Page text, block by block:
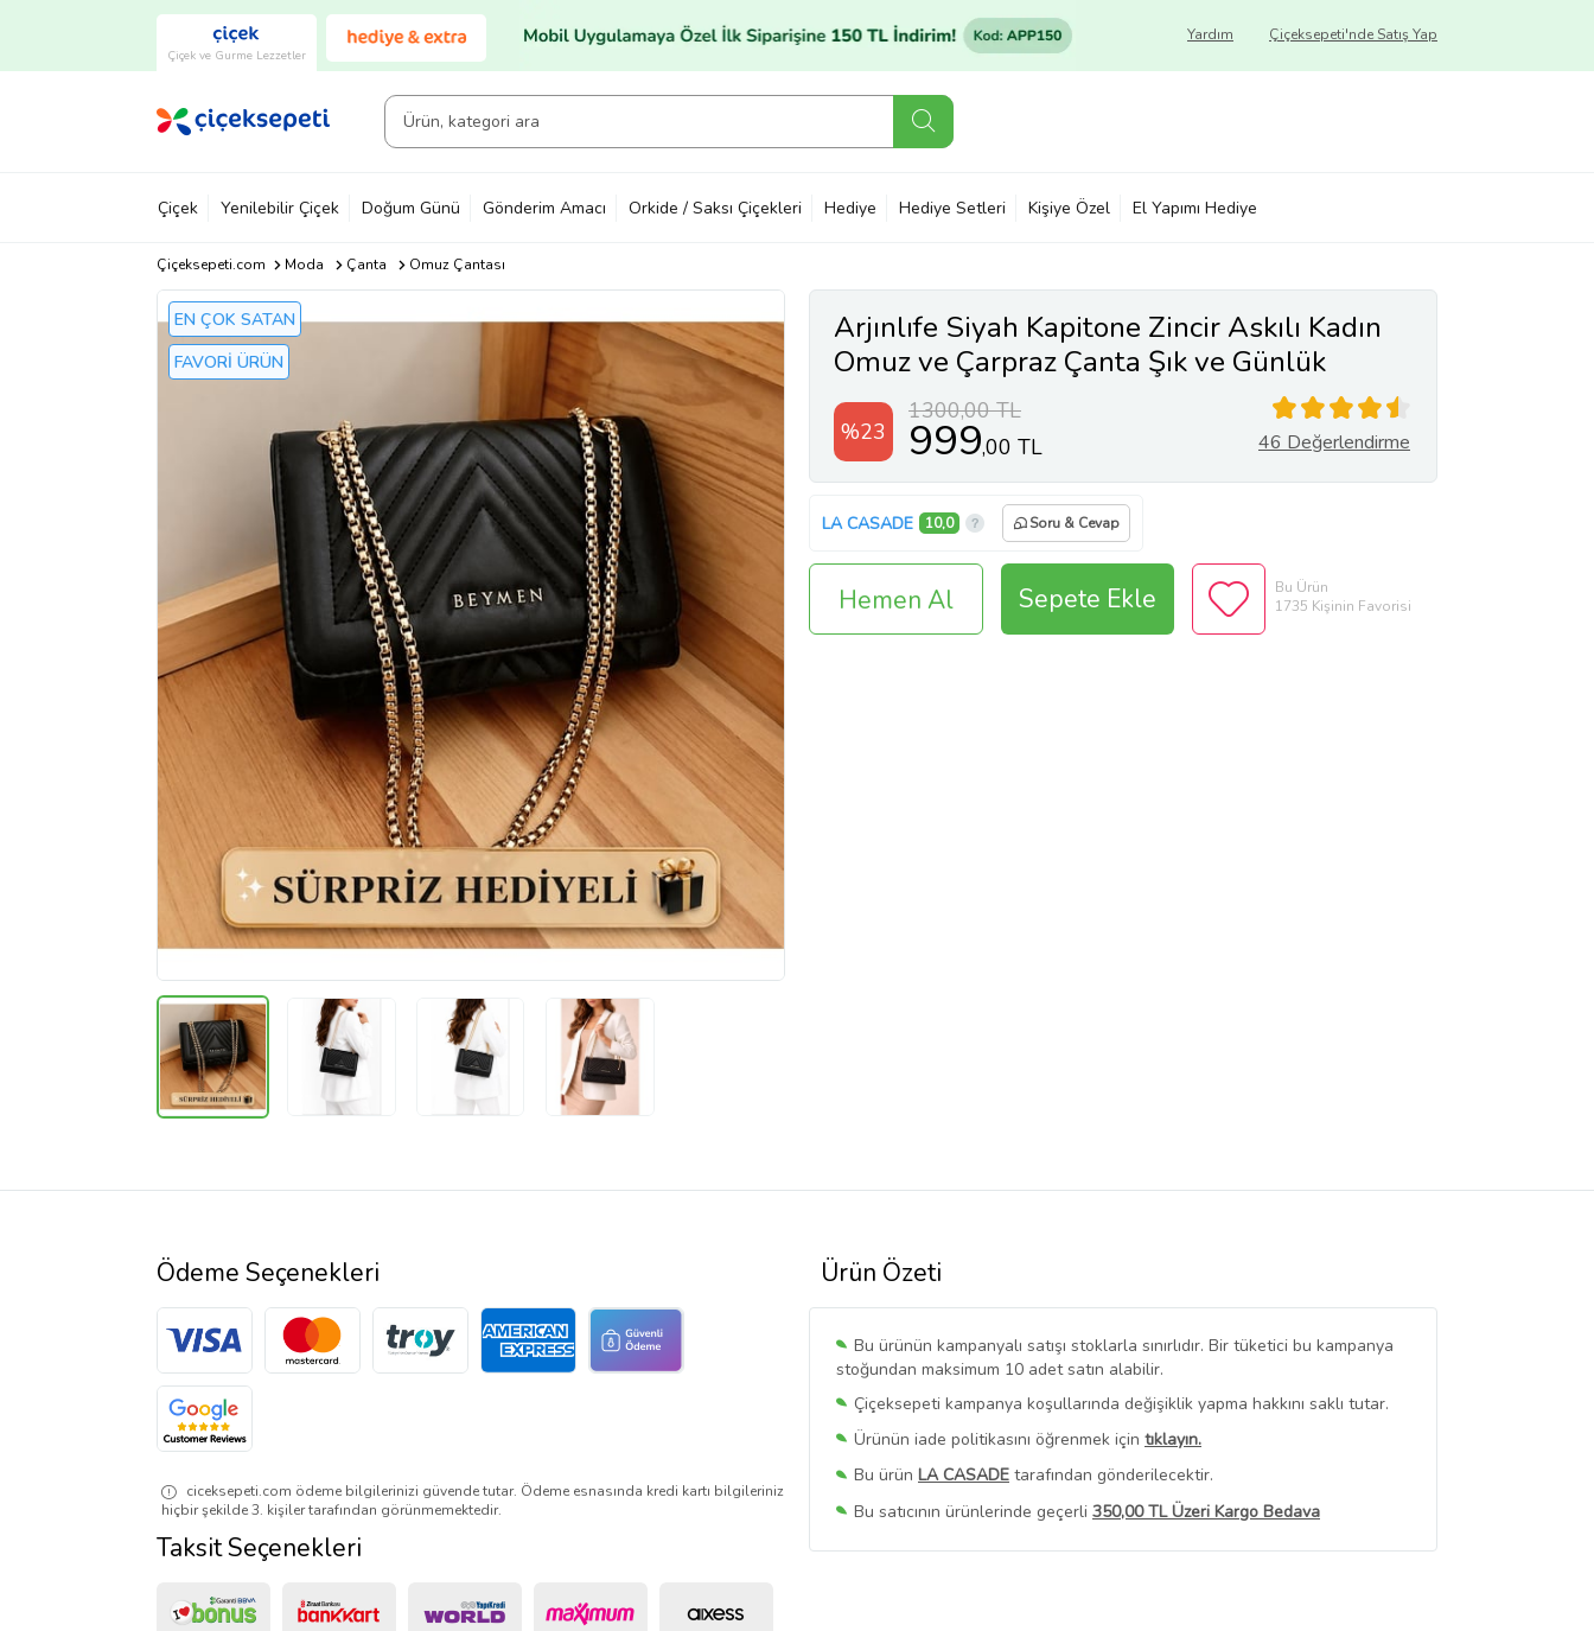
Çiçek ve Gurme Lezzetler
Çiçeksepeti'nde Satış Yap
Yardım
Çiçek Yenilebilir Çiçek Doğum Günü Gönderim Amacı Orkide / Saksı Çiçekleri Hediye Hediye Setleri Kişiye Özel El Yapımı Hediye
Çiçeksepeti.com Moda Çanta Omuz Çantası
EN ÇOK SATAN
FAVORİ ÜRÜN
Arjınlıfe Siyah Kapitone Zincir Askılı Kadın
Omuz ve Çarpraz Çanta Şık ve Günlük
kullanım.
%23
1300,00 TL
999,00 TL 46 Değerlendirme
LA CASADE 10,0 Soru & Cevap
Hemen Al Sepete Ekle
Bu Ürün
1735 Kişinin Favorisi
Ürün Özeti
Bu ürünün kampanyalı satışı stoklarla sınırlıdır. Bir tüketici bu kampanya
stoğundan maksimum 10 adet satın alabilir.
Çiçeksepeti kampanya koşullarında değişiklik yapma hakkını saklı tutar.
Ürünün iade politikasını öğrenmek için tıklayın.
Bu ürün LA CASADE tarafından gönderilecektir.
Bu satıcının ürünlerinde geçerli 350,00 TL Üzeri Kargo Bedava
Bu SatıcınınTüm Ürünlerini Görüntüle
Ödeme Seçenekleri
ciceksepeti.com ödeme bilgilerinizi güvende tutar. Ödeme esnasında kredi kartı bilgileriniz
hiçbir şekilde 3. kişiler tarafından görünmemektedir.
Taksit Seçenekleri